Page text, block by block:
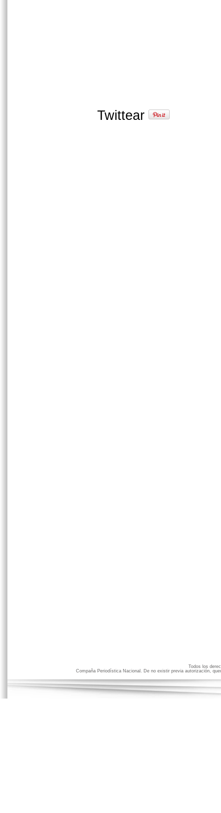
Twittear
Todos los
Compaña Periodística Nacional. De no existir previa autorización,